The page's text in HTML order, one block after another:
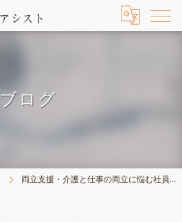
ブログ
両立支援・介護と仕事の両立に悩む社員 仙台・宮城のキャリアコンサルタント【企業内人材育成】